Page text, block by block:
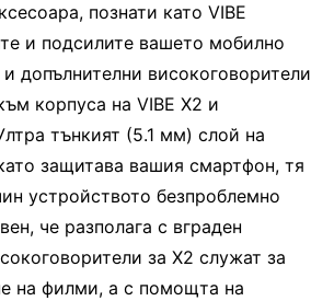
познати като VIBE
и подсилите вашето мобилно
допълнителни високоговорители
корпуса на VIBE X2 и
тънкият (5.1 мм) слой на
защитава вашия смартфон, тя
устройството безпроблемно
че разполага с вграден
за X2 служат за
на филми, а с помощта на